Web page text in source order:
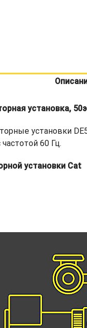
установка,
установки
60 Гц.
установки Cat